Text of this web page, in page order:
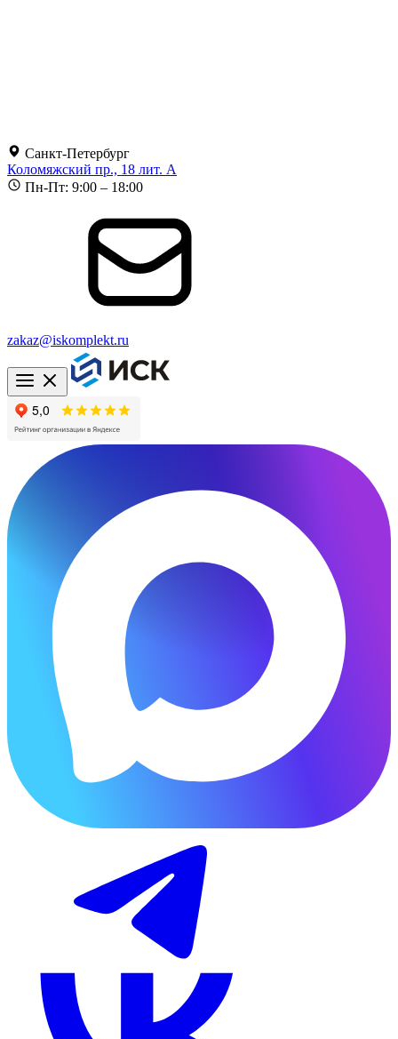
Санкт-Петербург
Коломяжский пр., 18 лит. А
Пн-Пт: 9:00 – 18:00
zakaz@iskomplekt.ru